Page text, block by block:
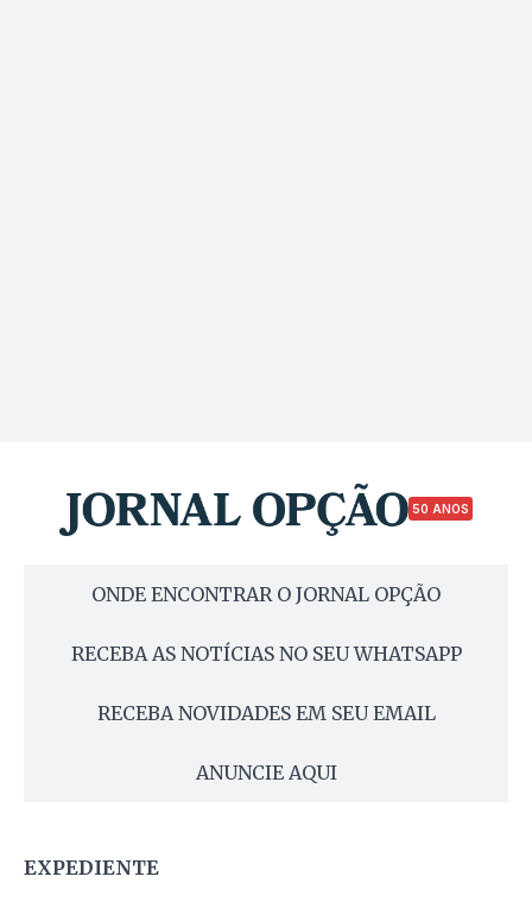
50 ANOS
ONDE ENCONTRAR O JORNAL OPÇÃO
RECEBA AS NOTÍCIAS NO SEU WHATSAPP
RECEBA NOVIDADES EM SEU EMAIL
ANUNCIE AQUI
EXPEDIENTE